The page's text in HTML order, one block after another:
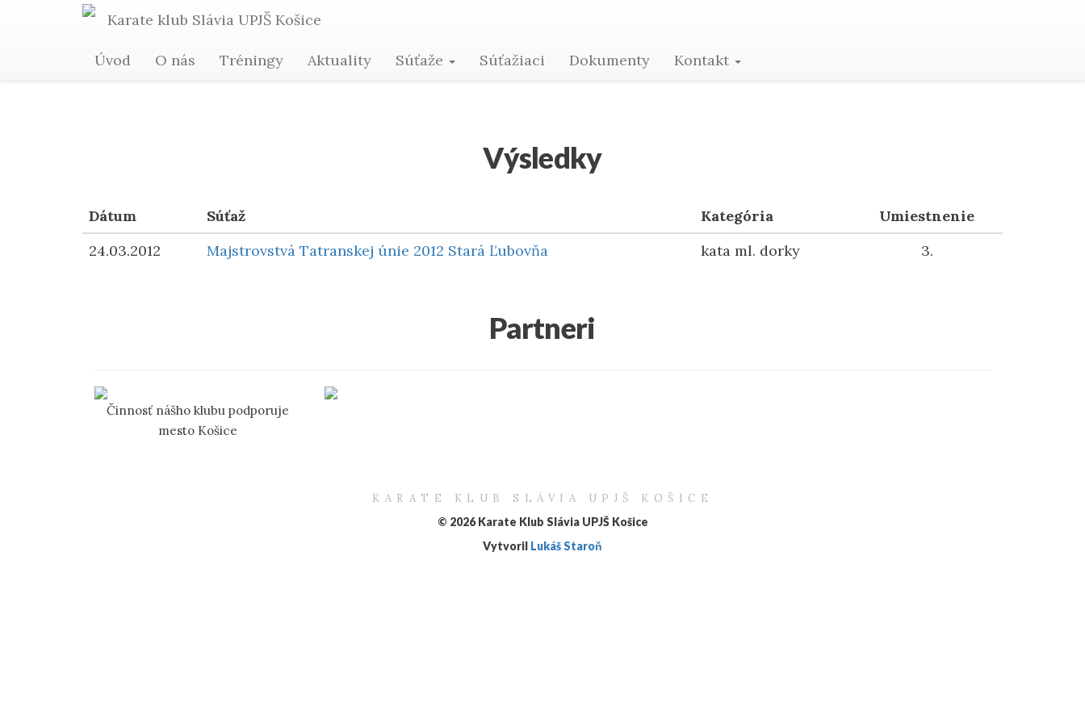
Karate klub Slávia UPJŠ Košice
Úvod O nás Tréningy Aktuality Súťaže Súťažiaci Dokumenty Kontakt
Michaela Zolnaiová
Výsledky
Dátum Súťaž Kategória
Umiestnenie
24.03.2012
Majstrovstvá Tatranskej únie 2012 Stará Ľubovňa kata ml. dorky 3.
Partneri
Činnosť nášho klubu podporuje
mesto Košice
KARATE KLUB SLÁVIA UPJŠ KOŠICE
© 2026 Karate Klub Slávia UPJŠ Košice
Vytvoril Lukáš Staroň